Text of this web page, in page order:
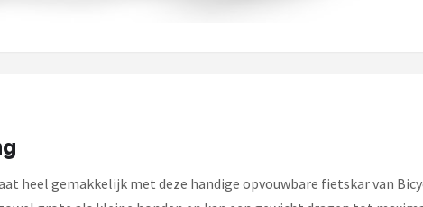
heel gemakkelijk met deze handige opvouwbare fietskar van